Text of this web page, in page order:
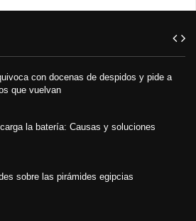
con docenas de despidos y pide a
que vuelvan
la batería: Causas y soluciones
sobre las pirámides egipcias